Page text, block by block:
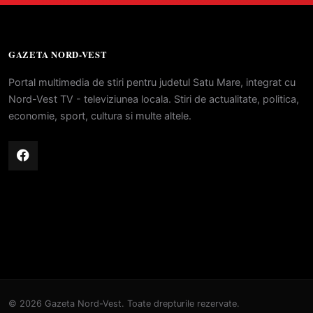
GAZETA NORD-VEST
Portal multimedia de stiri pentru judetul Satu Mare, integrat cu
Nord-Vest TV - televiziunea locala. Stiri de actualitate, politica,
economie, sport, cultura si multe altele.
© 2026 Gazeta Nord-Vest. Toate drepturile rezervate.